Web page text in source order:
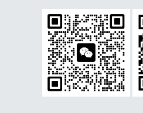
咨询热线： 400-0123-021